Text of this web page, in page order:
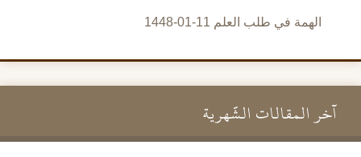
الهمة في طلب العلم 11-01-1448
آخر المقالات الشَّهرية